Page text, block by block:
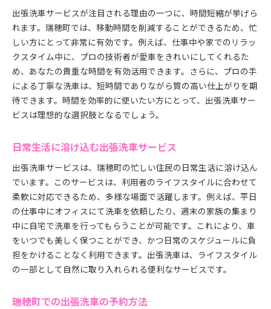
出張洗車サービスが注目される理由の一つに、時間短縮が挙げら
れます。瑞穂町では、移動時間を削減することができるため、忙
しい方にとって非常に有効です。例えば、仕事中や家でのリラッ
クスタイム中に、プロの技術者が愛車をきれいにしてくれるた
め、あなたの貴重な時間を有効活用できます。さらに、プロの手
による丁寧な洗車は、短時間でありながら質の高い仕上がりを期
待できます。時間を効率的に使いたい方にとって、出張洗車サー
ビスは理想的な選択肢となるでしょう。
日常生活に溶け込む出張洗車サービス
出張洗車サービスは、瑞穂町の忙しい住民の日常生活に溶け込ん
でいます。このサービスは、利用者のライフスタイルに合わせて
柔軟に対応できるため、多様な場面で活躍します。例えば、平日
の仕事中にオフィスにて洗車を依頼したり、週末の家族の集まり
中に自宅で洗車を行ってもらうことが可能です。これにより、車
をいつでも美しく保つことができ、かつ日常のスケジュールに負
担をかけることなく利用できます。出張洗車は、ライフスタイル
の一部として自然に取り入れられる便利なサービスです。
瑞穂町での出張洗車の予約方法